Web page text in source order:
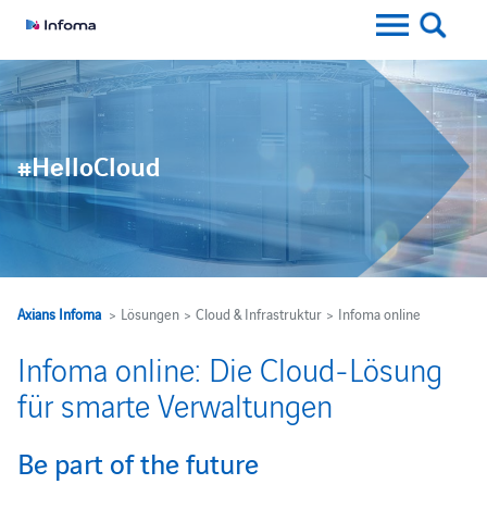
#HelloCloud
Axians Infoma> Lösungen > Cloud & Infrastruktur > Infoma online
Infoma online: Die Cloud-Lösung
für smarte Verwaltungen
Be part of the future